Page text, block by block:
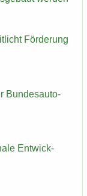
För­de­rung
Bun­des­au­to­
Ent­wick­